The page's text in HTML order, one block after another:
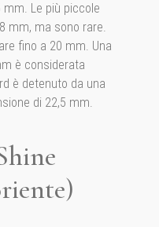
Le più piccole
mm, ma sono rare.
fino a 20 mm. Una
è considerata
è detenuto da una
di 22,5 mm.